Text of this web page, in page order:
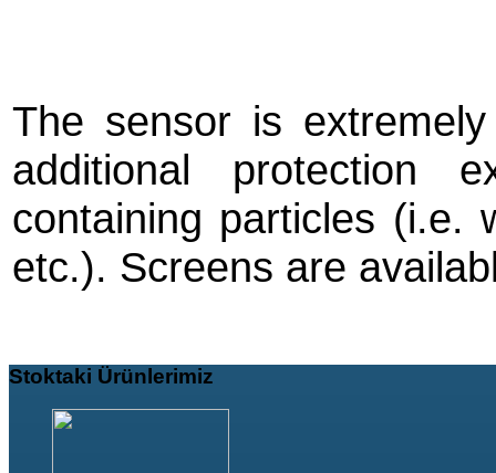
The sensor is
additional protection
containing particles (i.e.
etc.). Screens are
Stoktaki Ürünlerimiz